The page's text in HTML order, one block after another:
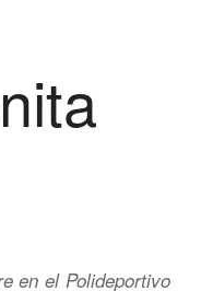
en el Polideportivo